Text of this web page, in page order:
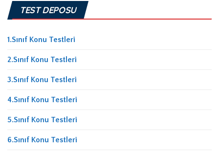
TEST DEPOSU
1.Sınıf Konu Testleri
2.Sınıf Konu Testleri
3.Sınıf Konu Testleri
4.Sınıf Konu Testleri
5.Sınıf Konu Testleri
6.Sınıf Konu Testleri